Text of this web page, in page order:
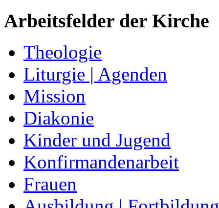
Arbeitsfelder der Kirche
Theologie
Liturgie | Agenden
Mission
Diakonie
Kinder und Jugend
Konfirmandenarbeit
Frauen